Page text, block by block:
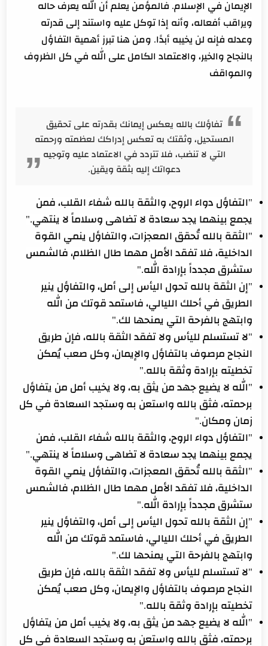
الإيمان في الإسلام. فالمؤمن يعلم أن الله يعرف حاله
ويراقب أفعاله، وأنه إذا توكل عليه واستند إلى قدرته
وعدله فإنه لن يخيبه أبدًا. ومن هنا تبرز أهمية التفاؤل
بالنجاح والخير، والاعتماد الكامل على الله في كل الظروف
والمواقف
تفاؤلك بالله يعكس إيمانك بقدرته على تحقيق
المستحيل، وثقتك به تعكس إدراكك لعظمته ورحمته
التي لا تنضب، فلا تتردد في الاعتماد عليه وتوجيه
دعواتك إليه بثقة ويقين.
"التفاؤل دواء الروح، والثقة بالله شفاء القلب، فمن
يجمع بينهما يجد سعادة لا تضاهى وسلاماً لا ينتهي."
"الثقة بالله تُحقق المعجزات، والتفاؤل ينمي القوة
الداخلية، فلا تفقد الأمل مهما طال الظلام، فالشمس
ستشرق مجدداً بإرادة الله."
"إن الثقة بالله تحول اليأس إلى أمل، والتفاؤل ينير
الطريق في أحلك الليالي، فاستمد قوتك من الله
وابتهج بالفرحة التي يمنحها لك."
"لا تستسلم لليأس ولا تفقد الثقة بالله، فإن طريق
النجاح مرصوف بالتفاؤل والإيمان، وكل صعب يُمكن
تخطيته بإرادة وثقة بالله."
"الله لا يضيع جهد من يثق به، ولا يخيب أمل من يتفاؤل
برحمته، فثق بالله واستعن به وستجد السعادة في كل
زمان ومكان."
"التفاؤل دواء الروح، والثقة بالله شفاء القلب، فمن
يجمع بينهما يجد سعادة لا تضاهى وسلاماً لا ينتهي."
"الثقة بالله تُحقق المعجزات، والتفاؤل ينمي القوة
الداخلية، فلا تفقد الأمل مهما طال الظلام، فالشمس
ستشرق مجدداً بإرادة الله."
"إن الثقة بالله تحول اليأس إلى أمل، والتفاؤل ينير
الطريق في أحلك الليالي، فاستمد قوتك من الله
وابتهج بالفرحة التي يمنحها لك."
"لا تستسلم لليأس ولا تفقد الثقة بالله، فإن طريق
النجاح مرصوف بالتفاؤل والإيمان، وكل صعب يُمكن
تخطيته بإرادة وثقة بالله."
"الله لا يضيع جهد من يثق به، ولا يخيب أمل من يتفاؤل
برحمته، فثق بالله واستعن به وستجد السعادة في كل